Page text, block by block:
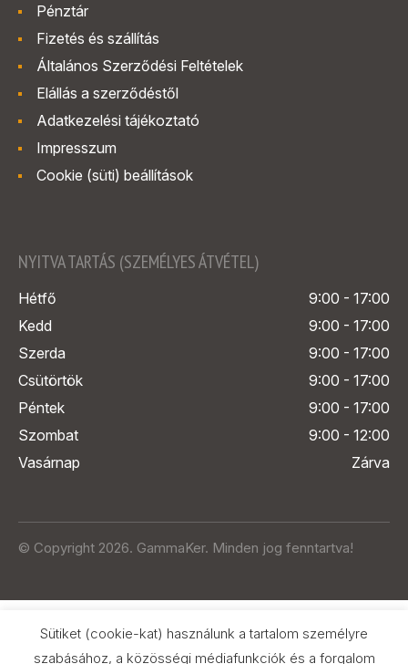
Pénztár
Fizetés és szállítás
Általános Szerződési Feltételek
Elállás a szerződéstől
Adatkezelési tájékoztató
Impresszum
Cookie (süti) beállítások
NYITVA TARTÁS (SZEMÉLYES ÁTVÉTEL)
Hétfő
9:00 - 17:00
Kedd
9:00 - 17:00
Szerda
9:00 - 17:00
Csütörtök
9:00 - 17:00
Péntek
9:00 - 17:00
Szombat
9:00 - 12:00
Vasárnap
Zárva
© Copyright 2026. GammaKer. Minden jog fenntartva!
Sütiket (cookie-kat) használunk a tartalom személyre
szabásához, a közösségi médiafunkciók és a forgalom